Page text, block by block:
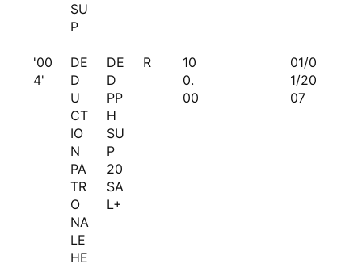
SU
P
'00
4'
DE
D
U
CT
IO
N
PA
TR
O
NA
LE
HE
DE
D
PP
H
SU
P
20
SA
L+
R
10
0.
00
01/0
1/20
07